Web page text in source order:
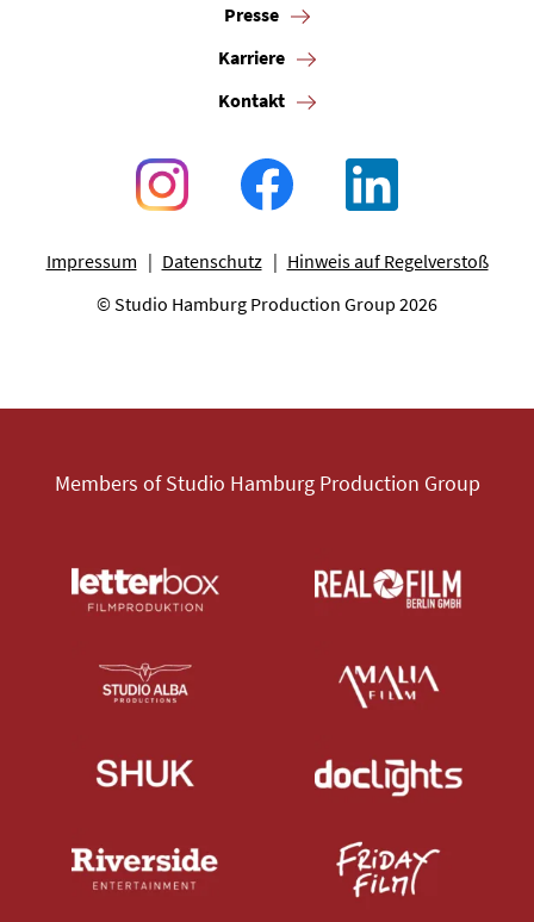
Presse
Karriere
Kontakt
Impressum Datenschutz
Hinweis auf Regelverstoß
© Studio Hamburg Production Group 2026
Members of Studio Hamburg Production Group